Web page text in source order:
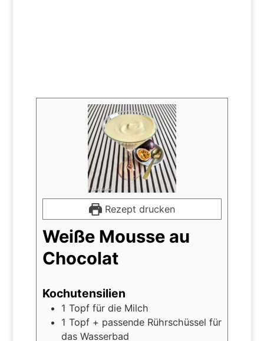
Rezept drucken
Weiße Mousse au
Chocolat
Kochutensilien
1 Topf für die Milch
1 Topf + passende Rührschüssel für
das Wasserbad